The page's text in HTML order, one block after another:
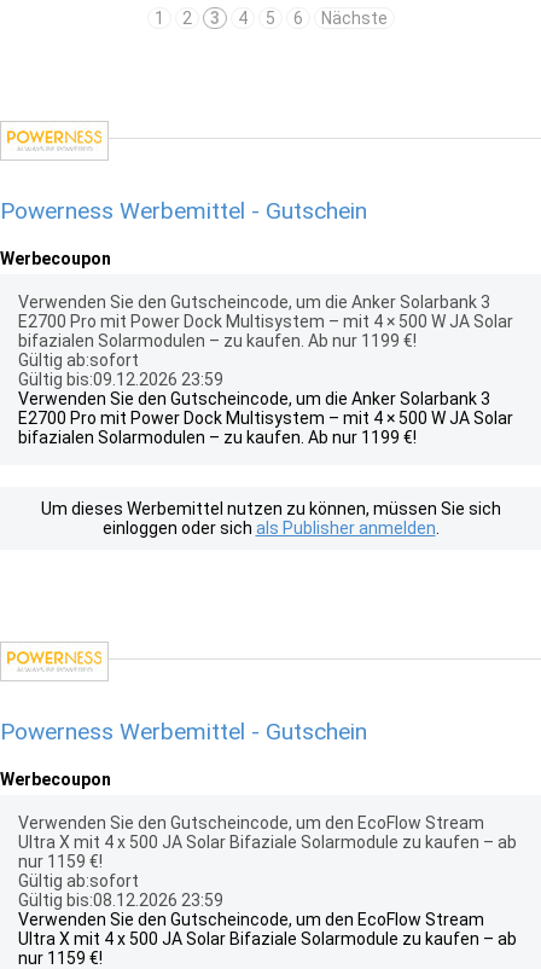
1
2 3 4 5 6 Nächste
Powerness Werbemittel - Gutschein
Werbecoupon
Verwenden Sie den Gutscheincode, um die Anker Solarbank 3
E2700 Pro mit Power Dock Multisystem – mit 4 × 500 W JA Solar
bifazialen Solarmodulen – zu kaufen. Ab nur 1199 €!
Gültig ab:sofort
Gültig bis:09.12.2026 23:59
Verwenden Sie den Gutscheincode, um die Anker Solarbank 3
E2700 Pro mit Power Dock Multisystem – mit 4 × 500 W JA Solar
bifazialen Solarmodulen – zu kaufen. Ab nur 1199 €!
Um dieses Werbemittel nutzen zu können, müssen Sie sich
einloggen oder sich als Publisher anmelden
Powerness Werbemittel - Gutschein
Werbecoupon
Verwenden Sie den Gutscheincode, um den EcoFlow Stream
Ultra X mit 4 x 500 JA Solar Bifaziale Solarmodule zu kaufen – ab
nur 1159 €!
Gültig ab:sofort
Gültig bis:08.12.2026 23:59
Verwenden Sie den Gutscheincode, um den EcoFlow Stream
Ultra X mit 4 x 500 JA Solar Bifaziale Solarmodule zu kaufen – ab
nur 1159 €!